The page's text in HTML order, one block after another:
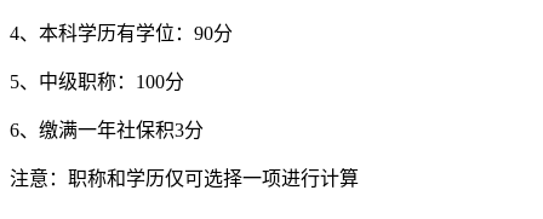
4、本科学历有学位：90分
5、中级职称：100分
6、缴满一年社保积3分
注意：职称和学历仅可选择一项进行计算